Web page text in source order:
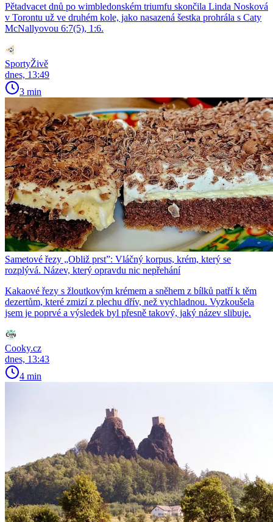
Pětadvacet dnů po wimbledonském triumfu skončila Linda Nosková
v Torontu už ve druhém kole, jako nasazená šestka prohrála s Caty
McNallyovou 6:7(5), 1:6.
SportyŽivě
dnes, 13:49
3 min
Sametové řezy „Obliž prst”: Vláčný korpus, krém, který se
rozplývá. Název, který opravdu nic nepřehání
Kakaové řezy s žloutkovým krémem a sněhem z bílků patří k těm
dezertům, které zmizí z plechu dřív, než vychladnou. Vyzkoušela
jsem je poprvé a výsledek byl přesně takový, jaký název slibuje.
Cooky.cz
dnes, 13:43
4 min